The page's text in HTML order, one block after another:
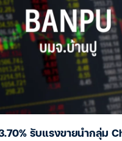
รับแรงขายนำกลุ่ม